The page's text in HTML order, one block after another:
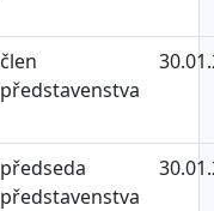
člen
představenstva
předseda
představenstva